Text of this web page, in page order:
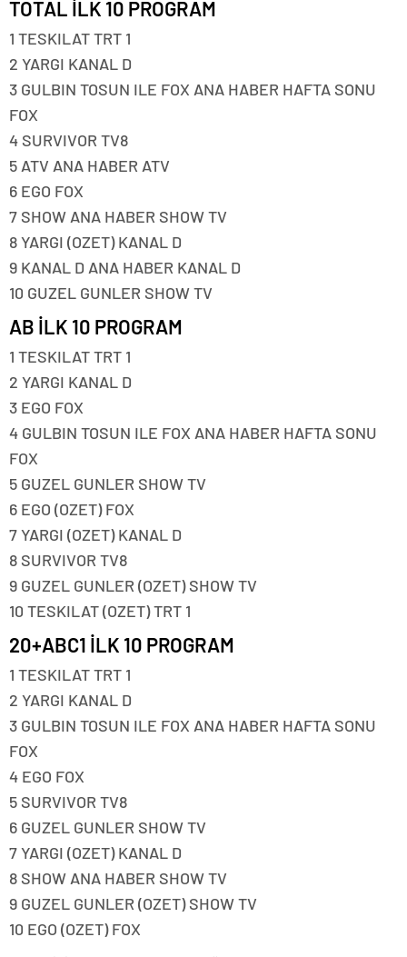
TOTAL İLK 10 PROGRAM
1 TESKILAT TRT 1
2 YARGI KANAL D
3 GULBIN TOSUN ILE FOX ANA HABER HAFTA SONU
FOX
4 SURVIVOR TV8
5 ATV ANA HABER ATV
6 EGO FOX
7 SHOW ANA HABER SHOW TV
8 YARGI (OZET) KANAL D
9 KANAL D ANA HABER KANAL D
10 GUZEL GUNLER SHOW TV
AB İLK 10 PROGRAM
1 TESKILAT TRT 1
2 YARGI KANAL D
3 EGO FOX
4 GULBIN TOSUN ILE FOX ANA HABER HAFTA SONU
FOX
5 GUZEL GUNLER SHOW TV
6 EGO (OZET) FOX
7 YARGI (OZET) KANAL D
8 SURVIVOR TV8
9 GUZEL GUNLER (OZET) SHOW TV
10 TESKILAT (OZET) TRT 1
20+ABC1 İLK 10 PROGRAM
1 TESKILAT TRT 1
2 YARGI KANAL D
3 GULBIN TOSUN ILE FOX ANA HABER HAFTA SONU
FOX
4 EGO FOX
5 SURVIVOR TV8
6 GUZEL GUNLER SHOW TV
7 YARGI (OZET) KANAL D
8 SHOW ANA HABER SHOW TV
9 GUZEL GUNLER (OZET) SHOW TV
10 EGO (OZET) FOX